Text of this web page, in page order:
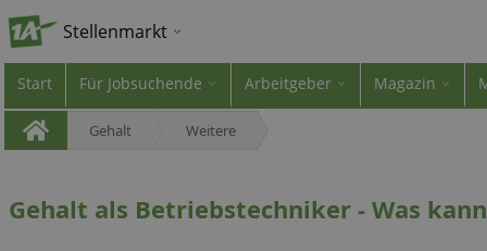
Stellenmarkt
Start Für Jobsuchende Arbeitgeber Magazin
Gehalt Weitere
Gehalt als Betriebstechniker - Was